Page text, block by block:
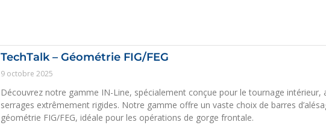
TechTalk – Géométrie FIG/FEG
9 octobre 2025
Découvrez notre gamme IN-Line, spécialement conçue pour le tournage intérieur,
serrages extrêmement rigides. Notre gamme offre un vaste choix de barres
géométrie FIG/FEG, idéale pour les opérations de gorge frontale.